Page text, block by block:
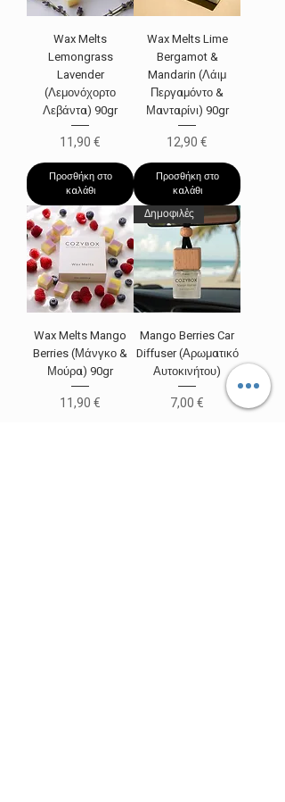
Wax Melts
Lemongrass
Lavender
(Λεμονόχορτο
Λεβάντα) 90gr
Τιμή
11,90 €
Προσθήκη στο
καλάθι
Wax Melts Lime
Bergamot &
Mandarin (Λάιμ
Περγαμόντο &
Μανταρίνι) 90gr
Τιμή
12,90 €
Προσθήκη στο
καλάθι
Wax Melts Mango
Berries (Μάνγκο &
Μούρα) 90gr
Τιμή
11,90 €
Δημοφιλές
Mango Berries Car
Diffuser (Αρωματικό
Αυτοκινήτου)
Τιμή
7,00 €